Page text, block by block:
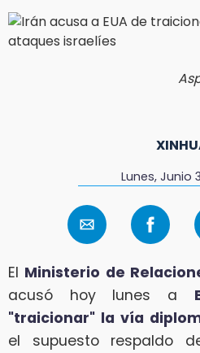
Lunes, Junio
El Ministerio de
acusó hoy lunes a
"traicionar" la vía
el supuesto respaldo